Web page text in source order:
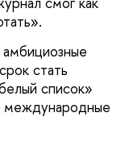
стать
список»
международные